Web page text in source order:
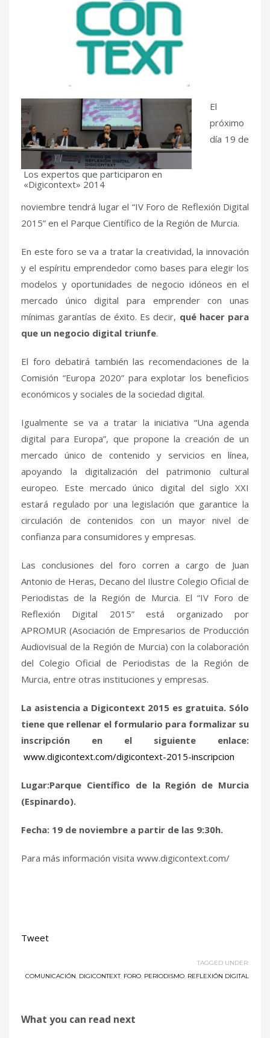
Los expertos que participaron en
«Digicontext» 2014
El
próximo
día 19 de
noviembre tendrá lugar el “IV Foro de Reflexión Digital
2015” en el Parque Científico de la Región de Murcia.
En este foro se va a tratar la creatividad, la innovación
y el espíritu emprendedor como bases para elegir los
modelos y oportunidades de negocio idóneos en el
mercado único digital para emprender con unas
mínimas garantías de éxito. Es decir, qué hacer para
que un negocio digital triunfe.
El foro debatirá también las recomendaciones de la
Comisión “Europa 2020” para explotar los beneficios
económicos y sociales de la sociedad digital.
Igualmente se va a tratar la iniciativa “Una agenda
digital para Europa”, que propone la creación de un
mercado único de contenido y servicios en línea,
apoyando la digitalización del patrimonio cultural
europeo. Este mercado único digital del siglo XXI
estará regulado por una legislación que garantice la
circulación de contenidos con un mayor nivel de
confianza para consumidores y empresas.
Las conclusiones del foro corren a cargo de Juan
Antonio de Heras, Decano del Ilustre Colegio Oficial de
Periodistas de la Región de Murcia. El “IV Foro de
Reflexión Digital 2015” está organizado por
APROMUR (Asociación de Empresarios de Producción
Audiovisual de la Región de Murcia) con la colaboración
del Colegio Oficial de Periodistas de la Región de
Murcia, entre otras instituciones y empresas.
La asistencia a Digicontext 2015 es gratuita. Sólo
tiene que rellenar el formulario para formalizar su
inscripción en el siguiente enlace:
www.digicontext.com/digicontext-2015-inscripcion
Lugar:Parque Científico de la Región de Murcia
(Espinardo).
Fecha: 19 de noviembre a partir de las 9:30h.
Para más información visita www.digicontext.com/
Tweet
TAGGED UNDER:
COMUNICACIÓN, DIGICONTEXT, FORO, PERIODISMO, REFLEXIÓN DIGITAL
What you can read next